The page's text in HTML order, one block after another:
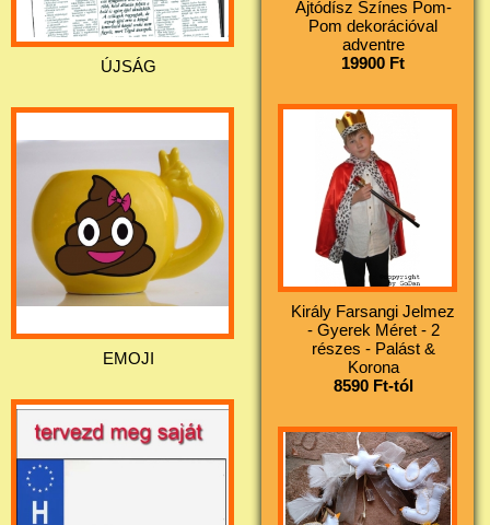
ÚJSÁG
EMOJI
Ajtódísz Színes Pom-
Pom dekorációval
adventre
19900 Ft
Király Farsangi Jelmez
- Gyerek Méret - 2
részes - Palást &
Korona
8590 Ft-tól